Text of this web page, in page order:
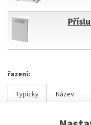
řazení:
Typicky Název